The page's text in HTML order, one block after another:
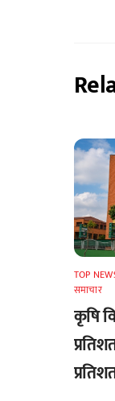
TOP
समाचार
कृषि